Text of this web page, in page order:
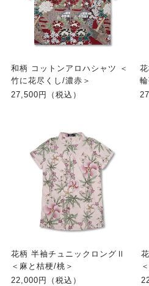
和柄 コットンアロハシャツ ＜
竹に花尽くし/濃赤＞
27,500円（税込）
花柄 半袖チュニックロングⅡ
＜麻と桔梗/桃＞
22,000円（税込）